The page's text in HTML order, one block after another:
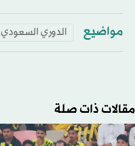
مواضيع الدوري السعودي
مقالات ذات صلة